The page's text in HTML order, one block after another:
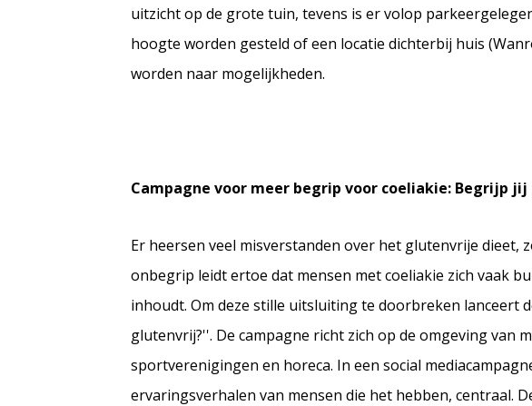
uitzicht op de grote tuin, tevens is er volop
hoogte worden gesteld of een locatie dichterbij huis
worden naar mogelijkheden.
Campagne voor meer begrip voor coeliakie: Begrijp jij
Er heersen veel misverstanden over het glutenvrije dieet,
onbegrip leidt ertoe dat mensen met coeliakie zich vaak
inhoudt. Om deze stille uitsluiting te doorbreken lanceert
glutenvrij?''. De campagne richt zich op de omgeving van
sportverenigingen en horeca. In een social
ervaringsverhalen van mensen die het hebben, centraal.